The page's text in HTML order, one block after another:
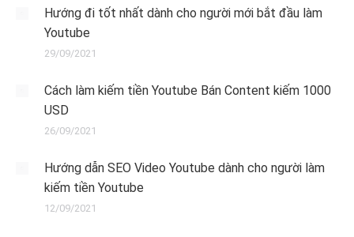
Hướng đi tốt nhất dành cho người mới bắt đầu làm
Youtube
29/09/2021
Cách làm kiếm tiền Youtube Bán Content kiếm 1000
USD
26/09/2021
Hướng dẫn SEO Video Youtube dành cho người làm
kiếm tiền Youtube
12/09/2021